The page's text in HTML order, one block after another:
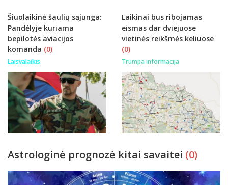
Šiuolaikinė šaulių sąjunga:
Pandėlyje kuriama
bepilotės aviacijos
komanda (0)
Laisvalaikis
Laikinai bus ribojamas
eismas dar dviejuose
vietinės reikšmės keliuose
(0)
Trumpa informacija
Astrologinė prognozė kitai savaitei (0)